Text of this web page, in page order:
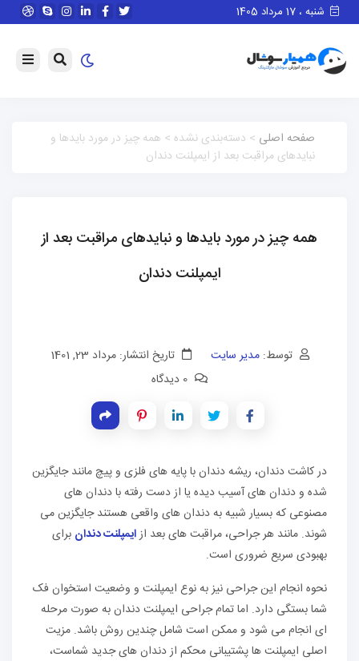
شنبه ، 17 مرداد 1405
صفحه اصلی > دسته‌بندی نشده > همه چیز در مورد بایدها و
نبایدهای مراقبت بعد از ایمپلنت دندان
همه چیز در مورد بایدها و نبایدهای مراقبت بعد از
ایمپلنت دندان
توسط:مدیر سایت
تاریخ انتشار: مرداد 23, 1401
در کاشت دندان، ریشه دندان با پایه های فلزی و پیچ مانند جایگزین
شده و دندان های آسیب دیده یا از دست رفته با دندان های
مصنوعی که بسیار شبیه به دندان های واقعی هستند جایگزین می
شوند. مانند هر جراحی، مراقبت های بعد ازایمپلنت دندان برای
بهبودی سریع ضروری است.
نحوه انجام این جراحی نیز به نوع ایمپلنت و وضعیت استخوان فک
شما بستگی دارد. اما تمام جراحی ایمپلنت دندان به صورت مرحله
ای انجام می شود و ممکن است شامل چندین روش باشد. مزیت
اصلی ایمپلنت ها پشتیبانی محکم از دندان های جدید شماست،